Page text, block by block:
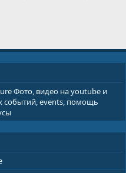
Фото, видео на youtube и
событий, events, помощь